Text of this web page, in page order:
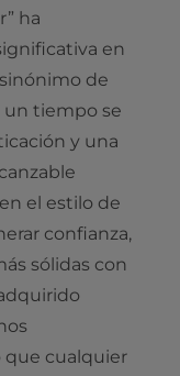
ha
en
de
un tiempo se
y una
el estilo de
confianza,
sólidas con
que cualquier